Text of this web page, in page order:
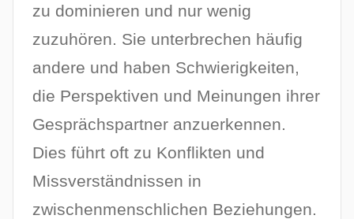
zu dominieren und nur wenig
zuzuhören. Sie unterbrechen häufig
andere und haben Schwierigkeiten,
die Perspektiven und Meinungen ihrer
Gesprächspartner anzuerkennen.
Dies führt oft zu Konflikten und
Missverständnissen in
zwischenmenschlichen Beziehungen.